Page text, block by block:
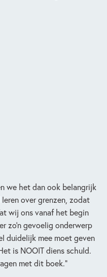
we het dan ook belangrijk
over grenzen, zodat
wij ons vanaf het begin
zo’n gevoelig onderwerp
duidelijk mee moet geven
is NOOIT diens schuld.
met dit boek.”